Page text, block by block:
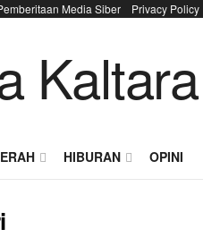
Media Siber Privacy Policy
HIBURAN OPINI